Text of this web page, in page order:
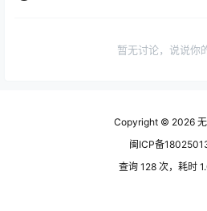
暂无讨论，说说你
Copyright © 2026
闽ICP备
查询 128 次，耗时